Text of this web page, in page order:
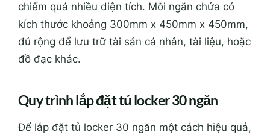
chiếm quá nhiều diện tích. Mỗi ngăn chứa có
kích thước khoảng 300mm x 450mm x 450mm,
đủ rộng để lưu trữ tài sản cá nhân, tài liệu, hoặc
đồ đạc khác.
Quy trình lắp đặt tủ locker 30 ngăn
Để lắp đặt tủ locker 30 ngăn một cách hiệu quả,